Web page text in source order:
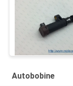
Autobobine